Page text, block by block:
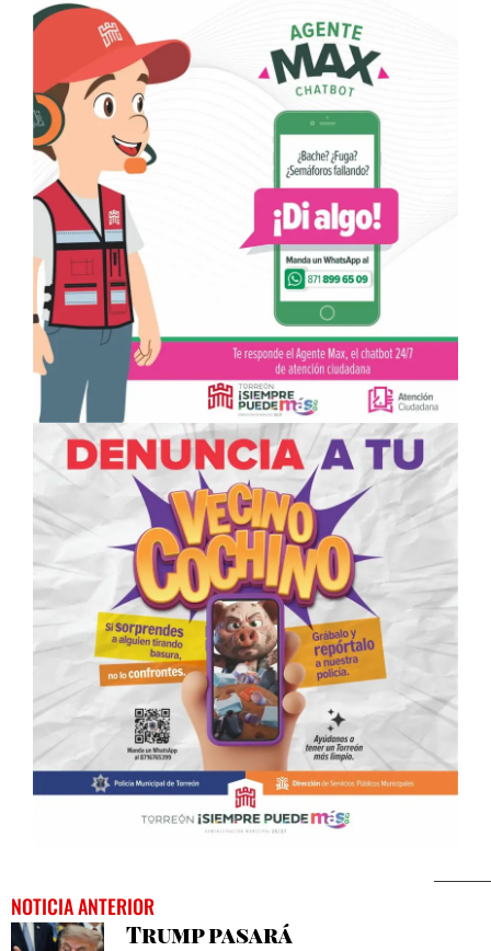
NOTICIA ANTERIOR
Trump pasará